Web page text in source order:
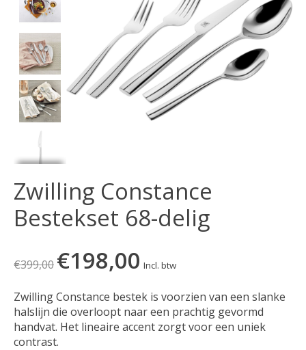
Zwilling Constance
Bestekset 68-delig
€399,00 €198,00 Incl. btw
Zwilling Constance bestek is voorzien van een slanke
halslijn die overloopt naar een prachtig gevormd
handvat. Het lineaire accent zorgt voor een uniek
contrast.